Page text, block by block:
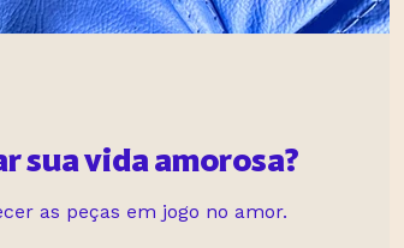
sua vida amorosa?
as peças em jogo no amor.